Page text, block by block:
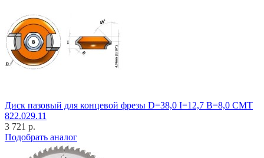
Диск пазовый для концевой фрезы D=38,0 I=12,7 B=8,0 CMT
822.029.11
3 721 р.
Подобрать аналог